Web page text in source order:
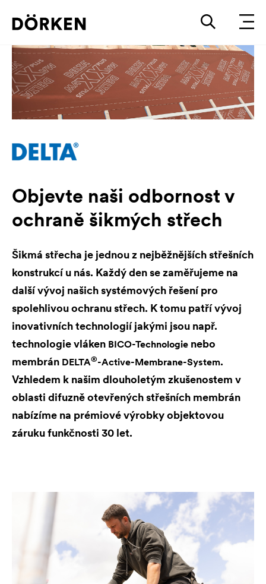
Objevte naši odbornost v
ochraně šikmých střech
Šikmá střecha je jednou z nejběžnějších střešních
konstrukcí u nás. Každý den se zaměřujeme na
další vývoj našich systémových řešení pro
spolehlivou ochranu střech. K tomu patří vývoj
inovativních technologií jakými jsou např.
technologie vláken BICO-Technologie nebo
membrán DELTA®-Active-Membrane-System.
Vzhledem k našim dlouholetým zkušenostem v
oblasti difuzně otevřených střešních membrán
nabízíme na prémiové výrobky objektovou
záruku funkčnosti 30 let.